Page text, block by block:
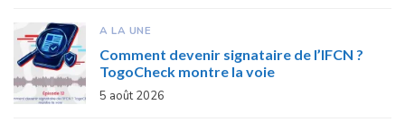
A LA UNE
Comment devenir signataire de l’IFCN ?
TogoCheck montre la voie
5 août 2026